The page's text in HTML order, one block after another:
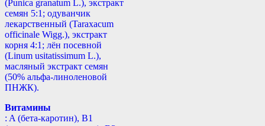
(Punica granatum L.), экстракт
семян 5:1; одуванчик
лекарственный (Taraxacum
officinale Wigg.), экстракт
корня 4:1; лён посевной
(Linum usitatissimum L.),
масляный экстракт семян
(50% альфа-линоленовой
ПНЖК).
Витамины
: A (бета-каротин), B1